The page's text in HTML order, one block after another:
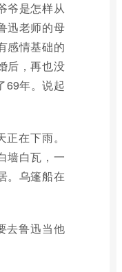
爷是怎样从
迅老师的母
感情基础的
后，再也没
69年。说起
在下雨。
墙白瓦，一
。乌篷船在
去鲁迅当他